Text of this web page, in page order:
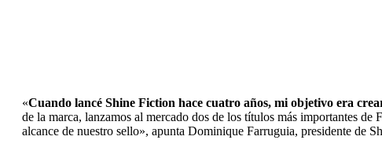
«Cuando lancé Shine Fiction hace cuatro años, mi objetivo era
de la marca, lanzamos al mercado dos de los títulos más importantes
alcance de nuestro sello», apunta Dominique Farruguia, presidente de